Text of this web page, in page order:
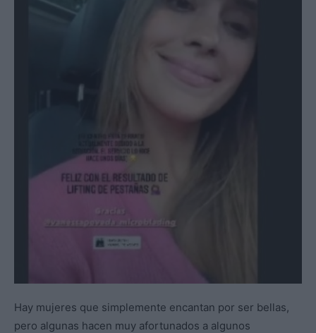
Hay mujeres que simplemente encantan por ser bellas,
pero algunas hacen muy afortunados a algunos